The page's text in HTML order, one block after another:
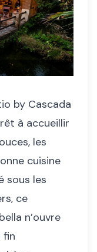
by Cascada
à accueillir
les
cuisine
sous les
ce
n’ouvre
fin